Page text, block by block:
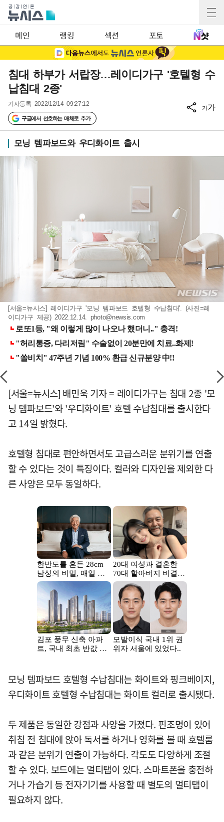
메인 랭킹 섹션 포토
침대 하부가 서랍장…레이디가구 '호텔형 수
납침대 2종'
기사등록 2022/12/14 09:27:12
구글에서 선호하는 매체로 추가
가가
모닝 템파보드와 우디화이트 출시
[서울=뉴시스] 레이디가구 '모닝 템파보드 호텔형 수납침대'. (사진=레
이디가구 제공) 2022.12.14. photo@newsis.com
[서울=뉴시스] 배민욱 기자 = 레이디가구는 침대 2종 '모
닝 템파보드'와 '우디화이트' 호텔 수납침대를 출시한다
고 14일 밝혔다.
호텔형 침대로 편안하면서도 고급스러운 분위기를 연출
할 수 있다는 것이 특징이다. 컬러와 디자인을 제외한 다
른 사양은 모두 동일하다.
모닝 템파보드 호텔형 수납침대는 화이트와 핑크베이지,
우디화이트 호텔형 수납침대는 화이트 컬러로 출시됐다.
두 제품은 동일한 강점과 사양을 가졌다. 핀조명이 있어
취침 전 침대에 앉아 독서를 하거나 영화를 볼 때 호텔룸
과 같은 분위기 연출이 가능하다. 각도도 다양하게 조절
할 수 있다. 보드에는 멀티탭이 있다. 스마트폰을 충전하
거나 가습기 등 전자기기를 사용할 때 별도의 멀티탭이
필요하지 않다.